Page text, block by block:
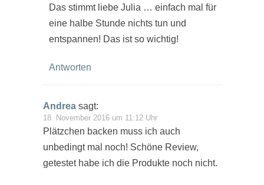
Das stimmt liebe Julia … einfach mal für
eine halbe Stunde nichts tun und
entspannen! Das ist so wichtig!
Antworten
Andrea sagt:
18. November 2016 um 11:12 Uhr
Plätzchen backen muss ich auch
unbedingt mal noch! Schöne Review,
getestet habe ich die Produkte noch nicht.